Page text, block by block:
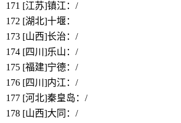
171 [江苏]镇江：/
172 [湖北]十堰：
173 [山西]长治：/
174 [四川]乐山：/
175 [福建]宁德：/
176 [四川]内江：/
177 [河北]秦皇岛：/
178 [山西]大同：/